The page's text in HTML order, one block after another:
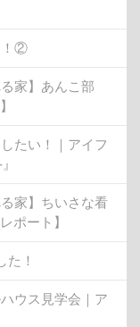
！②
家】あんこ部
たい！｜アイフ
家】ちいさな看
ポート】
た！
ウス見学会｜ア